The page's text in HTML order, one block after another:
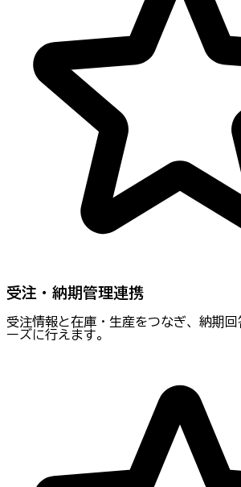
受注・納期管理連携
受注情報と在庫・生産をつなぎ、納期
ーズに行えます。